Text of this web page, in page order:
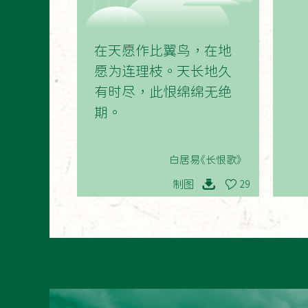
在天愿作比翼鸟，在地
愿为连理枝。天长地久
有时尽，此恨绵绵无绝
期。
白居易《长恨歌》
制图 29